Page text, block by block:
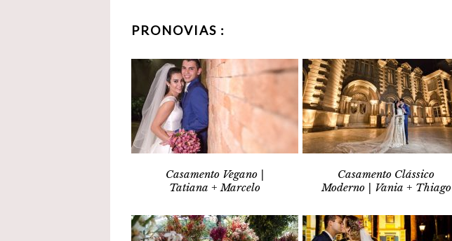
PRONOVIAS :
Casamento Vegano |
Tatiana + Marcelo
Casamento Clássico
Moderno | Vania + Thiago